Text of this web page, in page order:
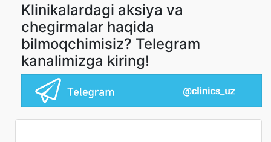
Klinikalardagi aksiya va
chegirmalar haqida
bilmoqchimisiz? Telegram
kanalimizga kiring!